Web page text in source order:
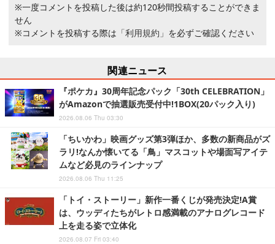
※一度コメントを投稿した後は約120秒間投稿することができま
せん
※コメントを投稿する際は 「利用規約」 を必ずご確認ください
関連ニュース
『ポケカ』30周年記念パック「30th CELEBRATION」
がAmazonで抽選販売受付中!1BOX(20パック入り)
2026.08.06 Thu 03:30
「ちいかわ」映画グッズ第3弾ほか、多数の新商品がズ
ラリ!なんか懐いてる「鳥」マスコットや場面写アイテ
ムなど必見のラインナップ
2026.08.06 Thu 11:25
「トイ・ストーリー」新作一番くじが発売決定!A賞
は、ウッディたちがレトロ感満載のアナログレコード
上を走る姿で立体化
2026.08.07 Fri 03:40